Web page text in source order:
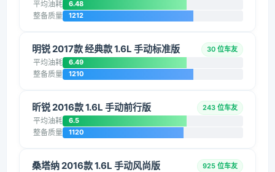
平均油耗 6.48
整备质量 1212
明锐 2017款 经典款 1.6L 手动标准版 30 位车友
平均油耗 6.49
整备质量 1210
昕锐 2016款 1.6L 手动前行版 243 位车友
平均油耗 6.5
整备质量 1120
桑塔纳 2016款 1.6L 手动风尚版 925 位车友